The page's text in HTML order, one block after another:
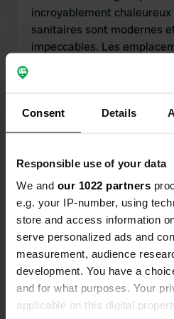
Consent Details
Responsible use of your data
We and our 1022 partners
e.g. your IP-number, using
store and access information
serve personalized ads and
measurement, audience
development. You have a
and for what purposes. Your
applicable on this digital
incroyablement chaleureux
sanitaires sont modernes
impeccables. Les
avez déjà parcouru deux
itinéraires VTT (Nijverdal et
ce camping. L'itinéraire VTT
est sans doute magnifique
mais en été, c'est une
cyclable.
Es-tu déjà
Contact